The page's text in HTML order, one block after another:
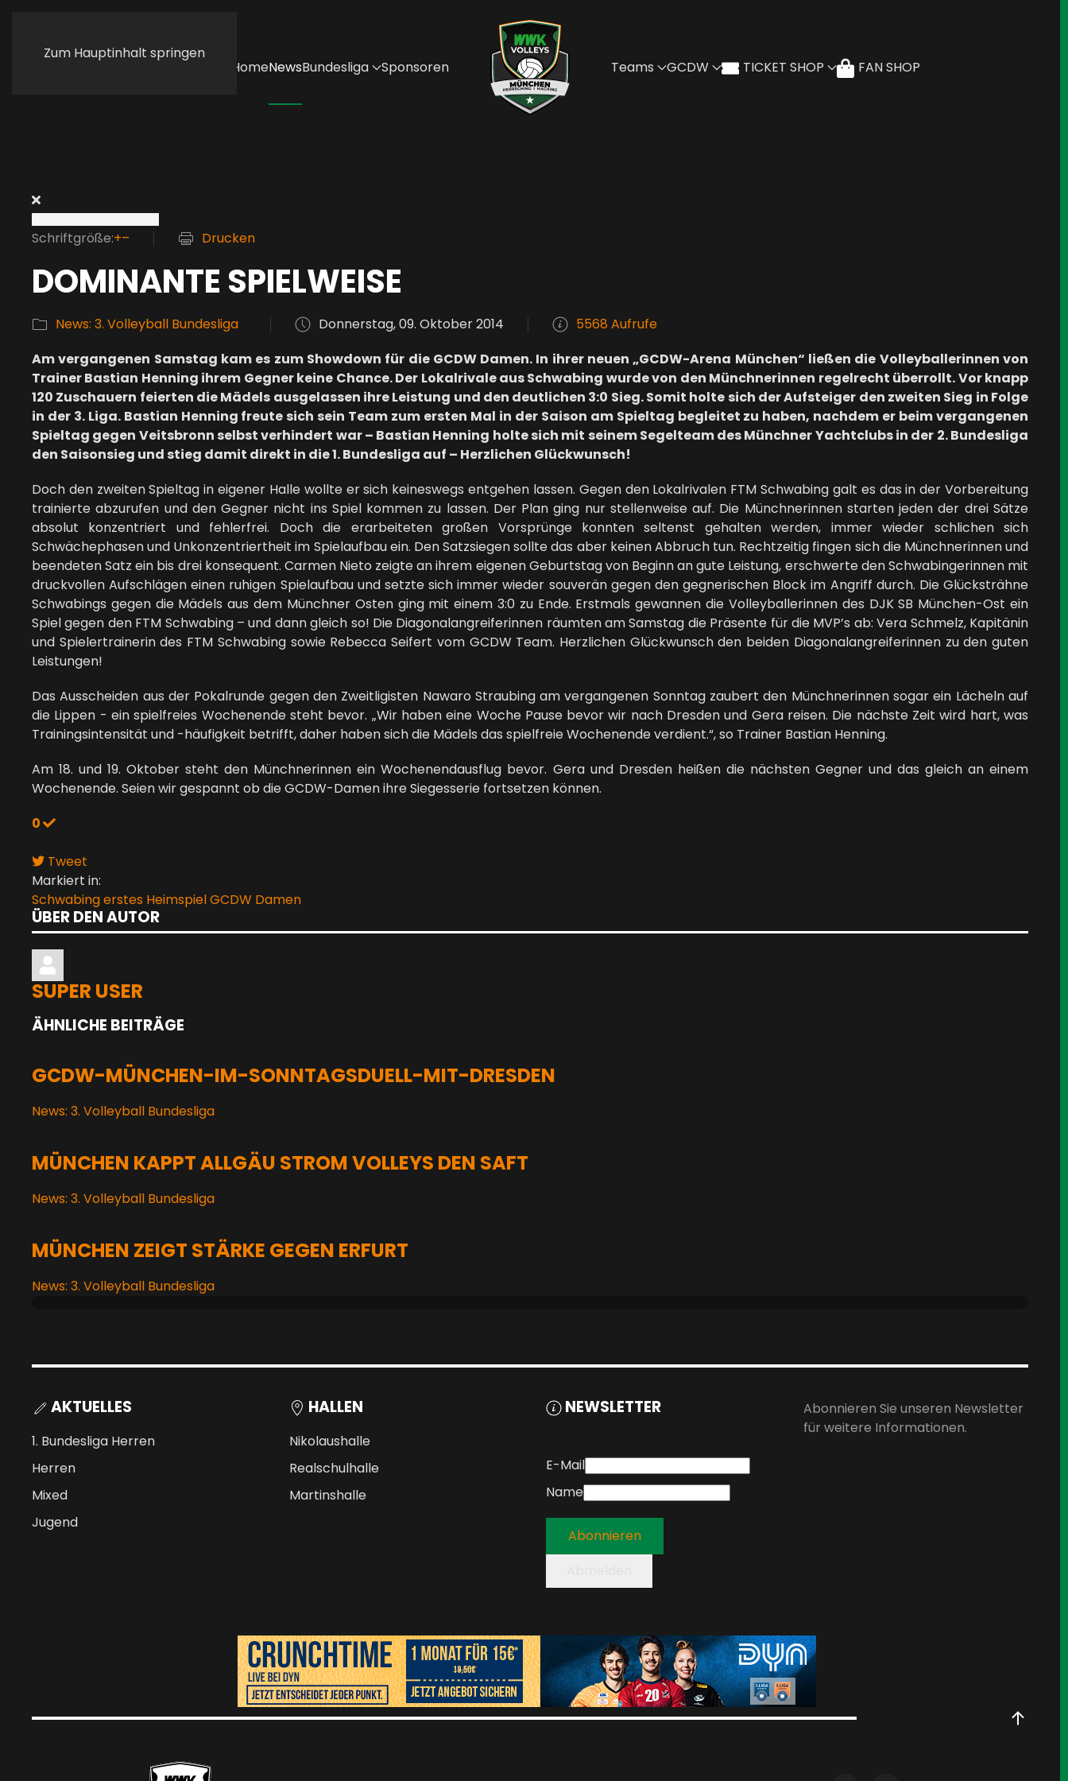
Zum Hauptinhalt springen
HomeNewsBundesliga Sponsoren Teams GCDW TICKET SHOP FAN SHOP
Schriftgröße:+– Drucken
DOMINANTE SPIELWEISE
News: 3. Volleyball Bundesliga Donnerstag, 09. Oktober 2014
5568 Aufrufe
Am vergangenen Samstag kam es zum Showdown für die GCDW Damen. In ihrer neuen „GCDW-Arena München“ ließen die Volleyballerinnen von
Trainer Bastian Henning ihrem Gegner keine Chance. Der Lokalrivale aus Schwabing wurde von den Münchnerinnen regelrecht überrollt. Vor knapp
120 Zuschauern feierten die Mädels ausgelassen ihre Leistung und den deutlichen 3:0 Sieg. Somit holte sich der Aufsteiger den zweiten Sieg in Folge
in der 3. Liga. Bastian Henning freute sich sein Team zum ersten Mal in der Saison am Spieltag begleitet zu haben, nachdem er beim vergangenen
Spieltag gegen Veitsbronn selbst verhindert war – Bastian Henning holte sich mit seinem Segelteam des Münchner Yachtclubs in der 2. Bundesliga
den Saisonsieg und stieg damit direkt in die 1. Bundesliga auf – Herzlichen Glückwunsch!
Doch den zweiten Spieltag in eigener Halle wollte er sich keineswegs entgehen lassen. Gegen den Lokalrivalen FTM Schwabing galt es das in der Vorbereitung
trainierte abzurufen und den Gegner nicht ins Spiel kommen zu lassen. Der Plan ging nur stellenweise auf. Die Münchnerinnen starten jeden der drei Sätze
absolut konzentriert und fehlerfrei. Doch die erarbeiteten großen Vorsprünge konnten seltenst gehalten werden, immer wieder schlichen sich
Schwächephasen und Unkonzentriertheit im Spielaufbau ein. Den Satzsiegen sollte das aber keinen Abbruch tun. Rechtzeitig fingen sich die Münchnerinnen und
beendeten Satz ein bis drei konsequent. Carmen Nieto zeigte an ihrem eigenen Geburtstag von Beginn an gute Leistung, erschwerte den Schwabingerinnen mit
druckvollen Aufschlägen einen ruhigen Spielaufbau und setzte sich immer wieder souverän gegen den gegnerischen Block im Angriff durch. Die Glücksträhne
Schwabings gegen die Mädels aus dem Münchner Osten ging mit einem 3:0 zu Ende. Erstmals gewannen die Volleyballerinnen des DJK SB München-Ost ein
Spiel gegen den FTM Schwabing – und dann gleich so! Die Diagonalangreiferinnen räumten am Samstag die Präsente für die MVP’s ab: Vera Schmelz, Kapitänin
und Spielertrainerin des FTM Schwabing sowie Rebecca Seifert vom GCDW Team. Herzlichen Glückwunsch den beiden Diagonalangreiferinnen zu den guten
Leistungen!
Das Ausscheiden aus der Pokalrunde gegen den Zweitligisten Nawaro Straubing am vergangenen Sonntag zaubert den Münchnerinnen sogar ein Lächeln auf
die Lippen - ein spielfreies Wochenende steht bevor. „Wir haben eine Woche Pause bevor wir nach Dresden und Gera reisen. Die nächste Zeit wird hart, was
Trainingsintensität und -häufigkeit betrifft, daher haben sich die Mädels das spielfreie Wochenende verdient.“, so Trainer Bastian Henning.
Am 18. und 19. Oktober steht den Münchnerinnen ein Wochenendausflug bevor. Gera und Dresden heißen die nächsten Gegner und das gleich an einem
Wochenende. Seien wir gespannt ob die GCDW-Damen ihre Siegesserie fortsetzen können.
0
Tweet
Markiert in:
Schwabingerstes HeimspielGCDW Damen
ÜBER DEN AUTOR
SUPER USER
ÄHNLICHE BEITRÄGE
GCDW-MÜNCHEN-IM-SONNTAGSDUELL-MIT-DRESDEN
News: 3. Volleyball Bundesliga
MÜNCHEN KAPPT ALLGÄU STROM VOLLEYS DEN SAFT
News: 3. Volleyball Bundesliga
MÜNCHEN ZEIGT STÄRKE GEGEN ERFURT
News: 3. Volleyball Bundesliga
AKTUELLES
1. Bundesliga Herren
Herren
Mixed
Jugend
HALLEN
Nikolaushalle
Realschulhalle
Martinshalle
NEWSLETTER
E-Mail
Name
Abonnieren
Abonnieren Sie unseren Newsletter
für weitere Informationen.